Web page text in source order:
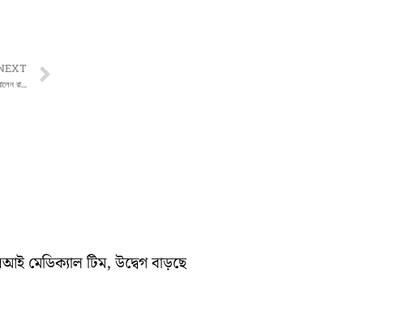
মুখ্যমন্ত্রী স্পেনের উদ্দেশ্যে রওনা দেওয়ার পরই মানুষের সমস্যা দেখতে রাস্তায় বেরোলেন রাজ্যপাল
মেডিক্যাল টিম, উদ্বেগ বাড়ছে